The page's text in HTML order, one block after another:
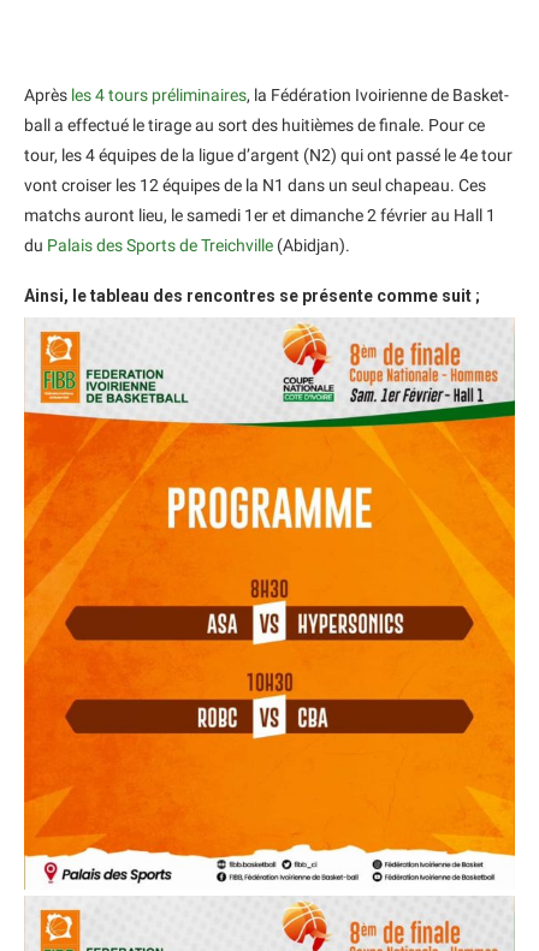
Après les 4 tours préliminaires, la Fédération Ivoirienne de Basket-
ball a effectué le tirage au sort des huitièmes de finale. Pour ce
tour, les 4 équipes de la ligue d’argent (N2) qui ont passé le 4e tour
vont croiser les 12 équipes de la N1 dans un seul chapeau. Ces
matchs auront lieu, le samedi 1er et dimanche 2 février au Hall 1
du Palais des Sports de Treichville (Abidjan).
Ainsi, le tableau des rencontres se présente comme suit ;